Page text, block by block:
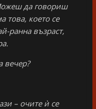
да говориш
това, което се
ранна възраст,
вечер?
– очите ѝ се